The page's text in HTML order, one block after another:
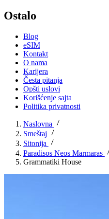
Ostalo
Blog
eSIM
Kontakt
O nama
Karijera
Česta pitanja
Opšti uslovi
Korišćenje sajta
Politika privatnosti
Naslovna
Smeštaj
Sitonija
Paradisos Neos Marmaras
Grammatiki House